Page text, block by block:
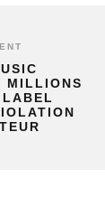
MILLIONS